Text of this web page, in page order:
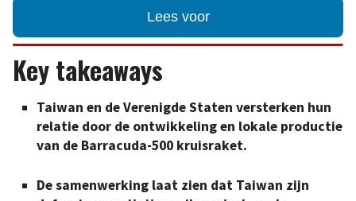
Lees voor
Key takeaways
Taiwan en de Verenigde Staten versterken hun
relatie door de ontwikkeling en lokale productie
van de Barracuda-500 kruisraket.
De samenwerking laat zien dat Taiwan zijn